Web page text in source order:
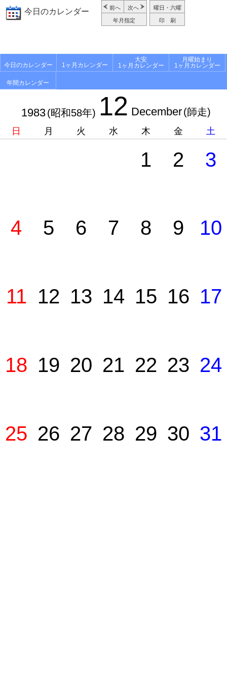
今日のカレンダー 前へ 次へ
年月指定
曜日・六曜
印 刷
今日のカレンダー 1ヶ月カレンダー
大安
1ヶ月カレンダー
月曜始まり
1ヶ月カレンダー
年間カレンダー
1983(昭和58年) 12 December(師走)
日 月 火 水 木 金 土
1 2 3
4 5 6 7 8 9 10
11 12 13 14 15 16 17
18 19 20 21 22 23 24
25 26 27 28 29 30 31